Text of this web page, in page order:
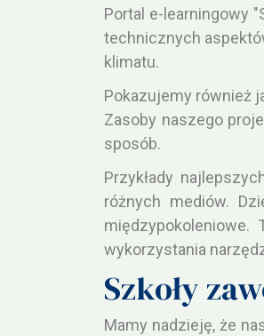
Portal e-learningowy
technicznych
klimatu.
Pokazujemy również
Zasoby naszego
sposób.
Przykłady
różnych mediów.
wykorzystania
Szkoły
Mamy nadzieję, że